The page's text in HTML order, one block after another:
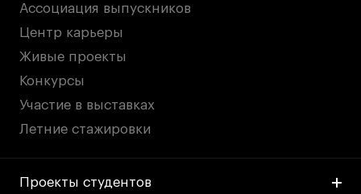
Ассоциация выпускников
Центр карьеры
Живые проекты
Конкурсы
Участие в выставках
Летние стажировки
Проекты студентов